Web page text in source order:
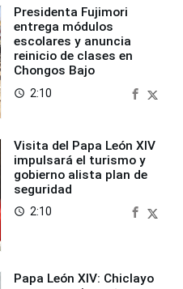
Presidenta Fujimori
entrega módulos
escolares y anuncia
reinicio de clases en
Chongos Bajo
access_time 2:10
Visita del Papa León XIV
impulsará el turismo y
gobierno alista plan de
seguridad
access_time 2:10
Papa León XIV: Chiclayo